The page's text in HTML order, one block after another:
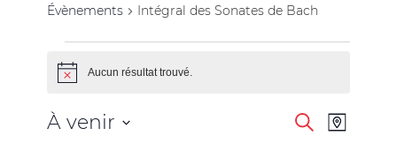
Évènements Intégral des Sonates de Bach
NoticeAucun résultat trouvé.
Recherche
Recherche
Plan
À venir